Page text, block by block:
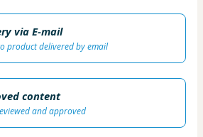
via E-mail
product delivered by email
content
and approved